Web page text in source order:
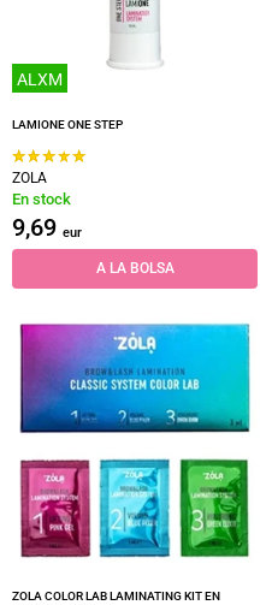
ALXM
LAMIONE ONE STEP
ZOLA
En stock
9,69 eur
A LA BOLSA
ZOLA COLOR LAB LAMINATING KIT EN